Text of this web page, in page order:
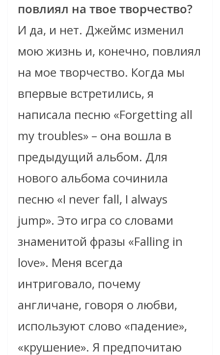
повлиял на твое творчество?
И да, и нет. Джеймс изменил
мою жизнь и, конечно, повлиял
на мое творчество. Когда мы
впервые встретились, я
написала песню «Forgetting all
my troubles» – она вошла в
предыдущий альбом. Для
нового альбома сочинила
песню «I never fall, I always
jump». Это игра со словами
знаменитой фразы «Falling in
love». Меня всегда
интриговало, почему
англичане, говоря о любви,
используют слово «падение»,
«крушение». Я предпочитаю